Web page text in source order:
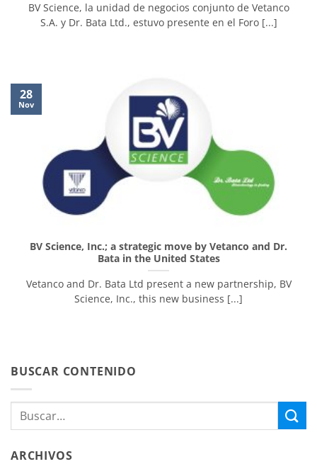
BV Science, la unidad de negocios conjunto de Vetanco
S.A. y Dr. Bata Ltd., estuvo presente en el Foro [...]
BV Science, Inc.; a strategic move by Vetanco and Dr.
Bata in the United States
Vetanco and Dr. Bata Ltd present a new partnership, BV
Science, Inc., this new business [...]
28
Nov
BUSCAR CONTENIDO
ARCHIVOS